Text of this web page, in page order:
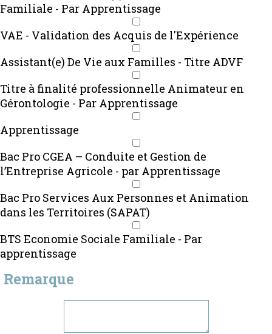
Familiale - Par Apprentissage
VAE - Validation des Acquis de l'Expérience
Assistant(e) De Vie aux Familles - Titre ADVF
Titre à finalité professionnelle Animateur en
Gérontologie - Par Apprentissage
Apprentissage
Bac Pro CGEA – Conduite et Gestion de
l’Entreprise Agricole - par Apprentissage
Bac Pro Services Aux Personnes et Animation
dans les Territoires (SAPAT)
BTS Economie Sociale Familiale - Par
apprentissage
Remarque